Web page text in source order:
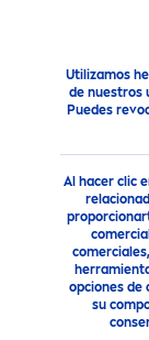
Utilizamos
de nuestros
Puedes
Al hacer clic
opciones de
su
Consejo